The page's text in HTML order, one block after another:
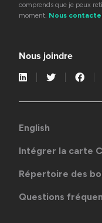
comprends que je peux
moment. Nous
Nous joindre
English
Intégrer la carte
Répertoire des
Questions